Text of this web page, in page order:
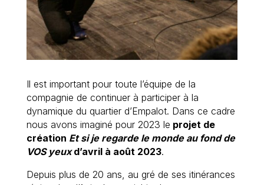
Il est important pour toute l’équipe de la
compagnie de continuer à participer à la
dynamique du quartier d’Empalot. Dans ce cadre
nous avons imaginé pour 2023 le projet de
création Et si je regarde le monde au fond de
VOS yeuxd’avril à août 2023.
Depuis plus de 20 ans, au gré de ses itinérances